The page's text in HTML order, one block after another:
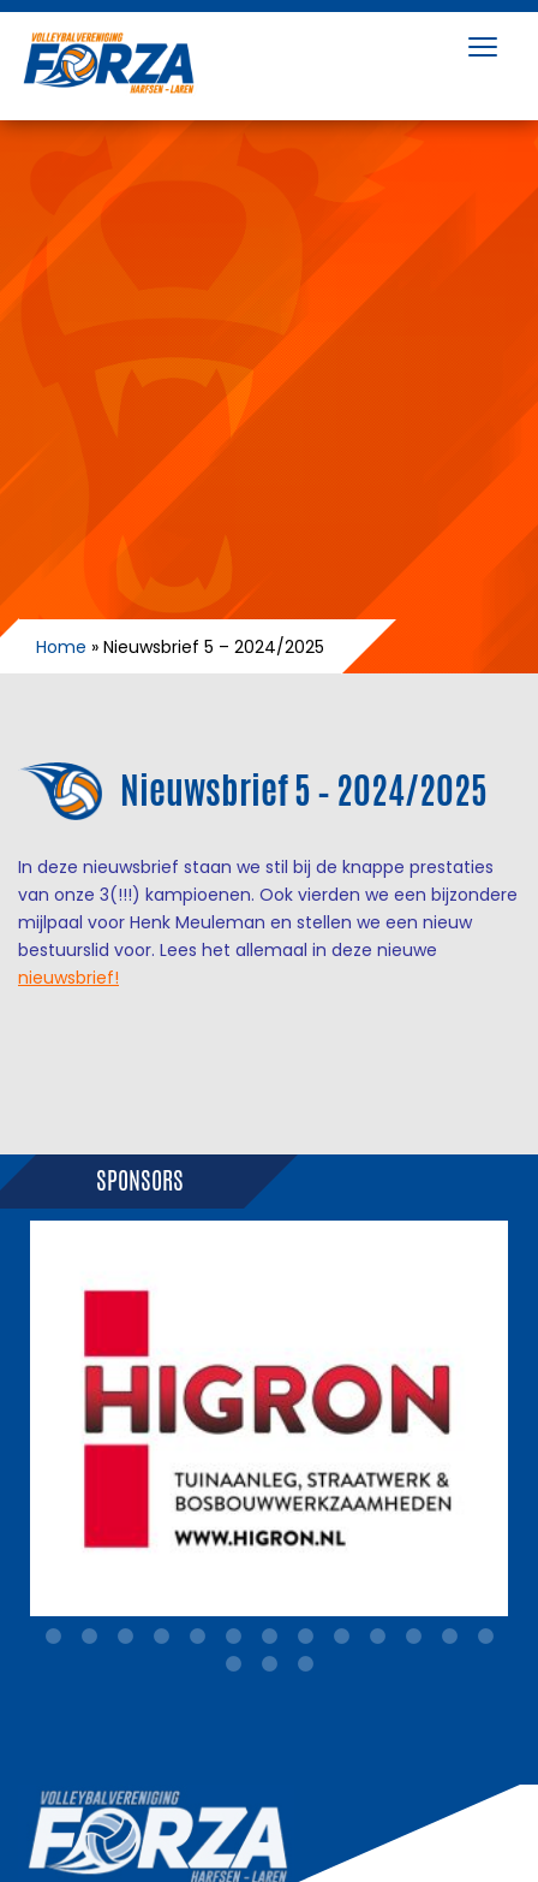
Home » Nieuwsbrief 5 – 2024/2025
Nieuwsbrief 5 – 2024/2025
In deze nieuwsbrief staan we stil bij de knappe prestaties
van onze 3(!!!) kampioenen. Ook vierden we een bijzondere
mijlpaal voor Henk Meuleman en stellen we een nieuw
bestuurslid voor. Lees het allemaal in deze nieuwe
nieuwsbrief!
SPONSORS